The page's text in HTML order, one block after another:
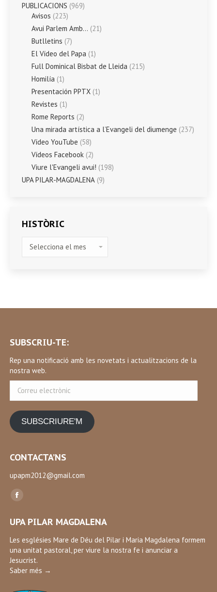
PUBLICACIONS (969)
Avisos (223)
Avui Parlem Amb… (21)
Butlletins (7)
El Vídeo del Papa (1)
Full Dominical Bisbat de Lleida (215)
Homilía (1)
Presentación PPTX (1)
Revistes (1)
Rome Reports (2)
Una mirada artística a l’Evangeli del diumenge (237)
Vídeo YouTube (58)
Vídeos Facebook (2)
Viure l'Evangeli avui! (198)
UPA PILAR-MAGDALENA (9)
HISTÒRIC
SUBSCRIU-TE:
Rep una notificació amb les novetats i actualitzacions de la
nostra web.
electrònic
SUBSCRIURE'M
CONTACTA’NS
upapm2012@gmail.com
Find us on:
Facebook
opens
in
new
window
UPA PILAR MAGDALENA
Les esglésies Mare de Déu del Pilar i Maria Magdalena formem
una unitat pastoral, per viure la nostra fe i anunciar a
Jesucrist.
Saber més →